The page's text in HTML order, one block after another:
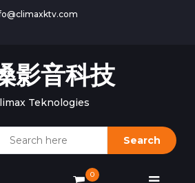
影音科技
Teknologies
Search
0